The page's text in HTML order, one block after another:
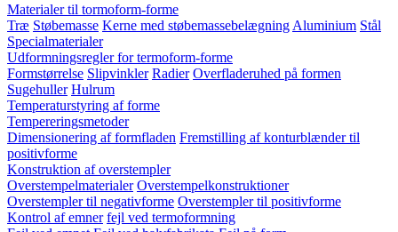
Materialer til tormoform-forme
Træ Støbemasse Kerne med støbemassebelægning Aluminium Stål
Specialmaterialer
Udformningsregler for termoform-forme
Formstørrelse Slipvinkler Radier Overfladeruhed på formen
Sugehuller Hulrum
Temperaturstyring af forme
Tempereringsmetoder
Dimensionering af formfladen Fremstilling af konturblænder til
positivforme
Konstruktion af overstempler
Overstempelmaterialer Overstempelkonstruktioner
Overstempler til negativforme Overstempler til positivforme
Kontrol af emner fejl ved termoformning